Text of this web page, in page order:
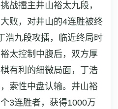
战擂主井山裕太九段，
败，对井山的4连胜被终
浩九段攻擂，临近终局时
太控制中腹后，双方厚
有利的细微局面，丁浩
索性中盘认输。井山裕
3连胜者，获得1000万